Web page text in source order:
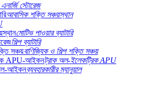
স্টোরেজ
আবাসিক শক্তি সঞ্চয়স্থান
মোটিভ পাওয়ার ব্যাটারি
শিল্প ব্যাটারি
বাণিজ্যিক ও শিল্প শক্তি সঞ্চয়
ট্রাক অল-ইলেকট্রিক APU
ব্যবহারকারীর ম্যানুয়াল